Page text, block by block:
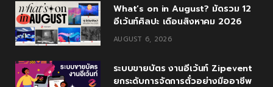
k
l
u
s
a
m
What’s on in August? มัดรวม 12
อีเว้นท์ศิลปะ เดือนสิงหาคม 2026
AUGUST 6, 2026
ระบบขายบัตร งานอีเว้นท์ Zipevent
ยกระดับการจัดการตั๋วอย่างมืออาชีพ